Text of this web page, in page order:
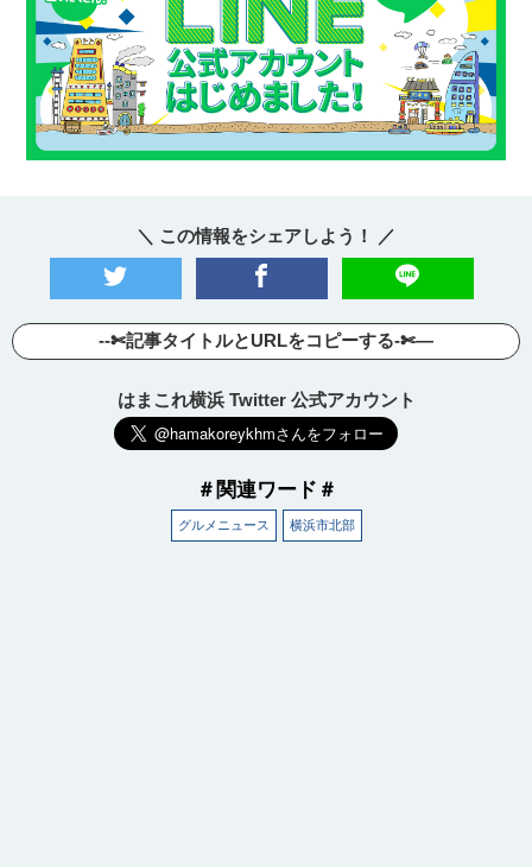
＼ この情報をシェアしよう！ ／
--✄記事タイトルとURLをコピーする-✄—
はまこれ横浜 Twitter 公式アカウント
＃関連ワード＃
グルメニュース 横浜市北部